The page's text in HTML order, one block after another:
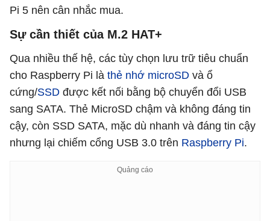
Pi 5 nên cân nhắc mua.
Sự cần thiết của M.2 HAT+
Qua nhiều thế hệ, các tùy chọn lưu trữ tiêu chuẩn
cho Raspberry Pi là thẻ nhớ microSD và ổ
cứng/SSD được kết nối bằng bộ chuyển đổi USB
sang SATA. Thẻ MicroSD chậm và không đáng tin
cậy, còn SSD SATA, mặc dù nhanh và đáng tin cậy
nhưng lại chiếm cổng USB 3.0 trên Raspberry Pi.